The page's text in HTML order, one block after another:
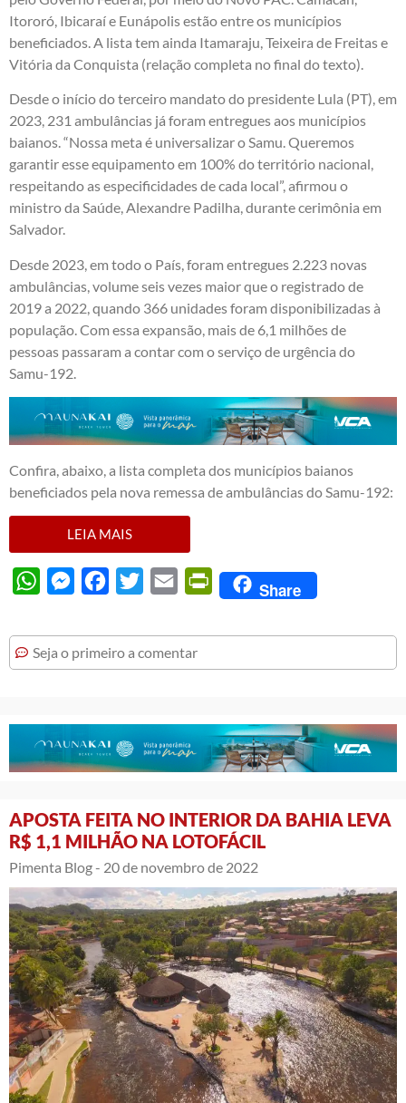
Itororó, Ibicaraí e Eunápolis estão entre os municípios
beneficiados. A lista tem ainda Itamaraju, Teixeira de Freitas e
Vitória da Conquista (relação completa no final do texto).
Desde o início do terceiro mandato do presidente Lula (PT), em
2023, 231 ambulâncias já foram entregues aos municípios
baianos. “Nossa meta é universalizar o Samu. Queremos
garantir esse equipamento em 100% do território nacional,
respeitando as especificidades de cada local”, afirmou o
ministro da Saúde, Alexandre Padilha, durante cerimônia em
Salvador.
Desde 2023, em todo o País, foram entregues 2.223 novas
ambulâncias, volume seis vezes maior que o registrado de
2019 a 2022, quando 366 unidades foram disponibilizadas à
população. Com essa expansão, mais de 6,1 milhões de
pessoas passaram a contar com o serviço de urgência do
Samu-192.
Confira, abaixo, a lista completa dos municípios baianos
beneficiados pela nova remessa de ambulâncias do Samu-192:
LEIA MAIS
WhatsAppMessengerFacebook
Twitter Email PrintFriendly
Share
Seja o primeiro a comentar
APOSTA FEITA NO INTERIOR DA BAHIA LEVA
R$ 1,1 MILHÃO NA LOTOFÁCIL
Pimenta Blog - 20 de novembro de 2022